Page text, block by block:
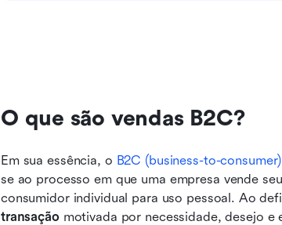
O que são vendas B2C?
Em sua essência, o B2C (business-to-consumer)
se ao processo em que uma empresa vende
transação motivada por necessidade, desejo e